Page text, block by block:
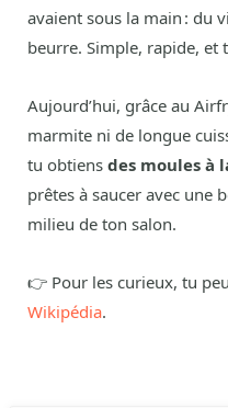
avaient sous la main : du
beurre. Simple, rapide, et
Aujourd’hui, grâce au
marmite ni de longue
tu obtiens des moules à
prêtes à saucer avec une
milieu de ton salon.
👉 Pour les curieux, tu
Wikipédia.